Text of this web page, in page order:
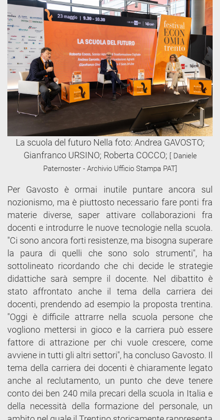
La scuola del futuro Nella foto: Andrea GAVOSTO;
Gianfranco URSINO; Roberta COCCO; [ Daniele
Paternoster - Archivio Ufficio Stampa PAT]
Per Gavosto è ormai inutile puntare ancora sul
nozionismo, ma è piuttosto necessario fare ponti fra
materie diverse, saper attivare collaborazioni fra
docenti e introdurre le nuove tecnologie nella scuola.
"Ci sono ancora forti resistenze, ma bisogna superare
la paura di quelli che sono solo strumenti", ha
sottolineato ricordando che chi decide le strategie
didattiche sarà sempre il docente. Nel dibattito è
stato affrontato anche il tema della carriera dei
docenti, prendendo ad esempio la proposta trentina.
"Oggi è difficile attrarre nella scuola persone che
vogliono mettersi in gioco e la carriera può essere
fattore di attrazione per chi vuole crescere, come
avviene in tutti gli altri settori", ha concluso Gavosto. Il
tema della carriera dei docenti è chiaramente legato
anche al reclutamento, un punto che deve tenere
conto dei ben 240 mila precari della scuola in Italia e
della necessità della formazione del personale, un